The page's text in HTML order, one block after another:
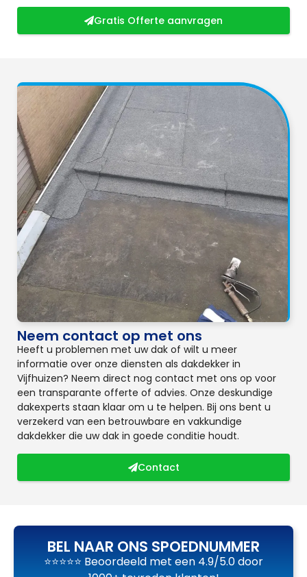
Gratis Offerte aanvragen
Neem contact op met ons
Heeft u problemen met uw dak of wilt u meer
informatie over onze diensten als dakdekker in
Vijfhuizen? Neem direct nog contact met ons op voor
een transparante offerte of advies. Onze deskundige
dakexperts staan klaar om u te helpen. Bij ons bent u
verzekerd van een betrouwbare en vakkundige
dakdekker die uw dak in goede conditie houdt.
Contact
BEL NAAR ONS SPOEDNUMMER
⭐⭐⭐⭐⭐ Beoordeeld met een 4.9/5.0 door